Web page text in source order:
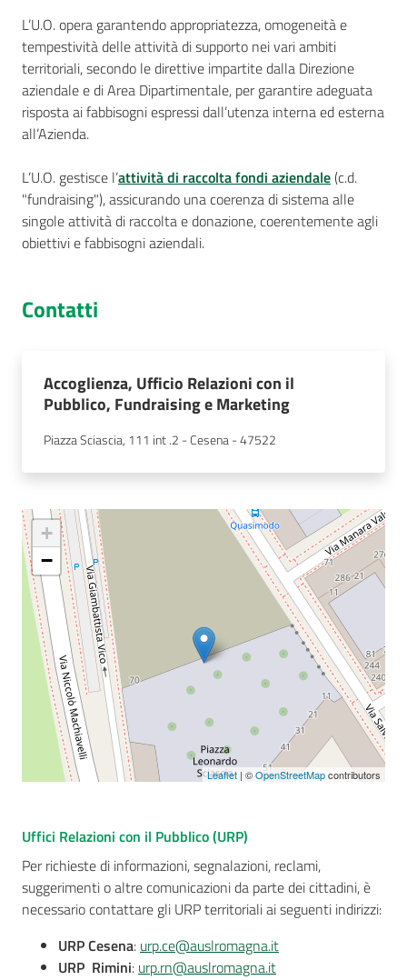
L’U.O. opera garantendo appropriatezza, omogeneità e
tempestività delle attività di supporto nei vari ambiti
territoriali, secondo le direttive impartite dalla Direzione
aziendale e di Area Dipartimentale, per garantire adeguata
risposta ai fabbisogni espressi dall’utenza interna ed esterna
all’Azienda.
L’U.O. gestisce l’attività di raccolta fondi aziendale(c.d.
"fundraising"), assicurando una coerenza di sistema alle
singole attività di raccolta e donazione, coerentemente agli
obiettivi e fabbisogni aziendali.
Contatti
Accoglienza, Ufficio Relazioni con il
Pubblico, Fundraising e Marketing
Piazza Sciascia, 111 int .2 - Cesena - 47522
+
−
Leaflet | ©OpenStreetMapcontributors
Uffici Relazioni con il Pubblico (URP)
Per richieste di informazioni, segnalazioni, reclami,
suggerimenti o altre comunicazioni da parte dei cittadini, è
necessario contattare gli URP territoriali ai seguenti indirizzi:
URP Cesena: urp.ce@auslromagna.it
URP Rimini: urp.rn@auslromagna.it